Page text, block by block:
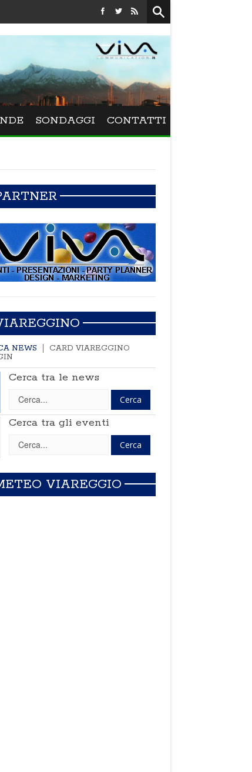
Festival La Versiliana - La direttrice lucchese Beatrice
SONDAGGI CONTATTI
NEWS
CARD VIAREGGINO
Cerca tra le news
Cerca tra gli eventi
VIAREGGIO